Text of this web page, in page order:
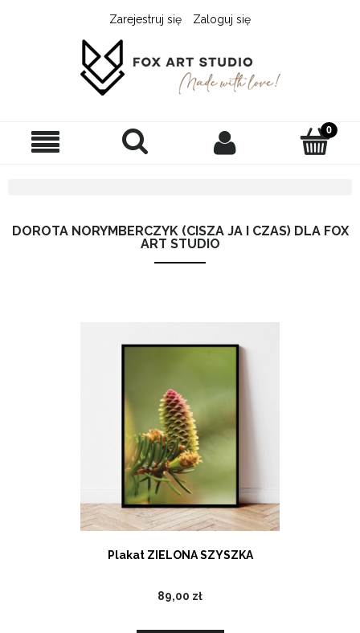
Zarejestruj się Zaloguj się
DOROTA NORYMBERCZYK (CISZA JA I CZAS) DLA FOX
ART STUDIO
Plakat ZIELONA SZYSZKA
89,00 zł